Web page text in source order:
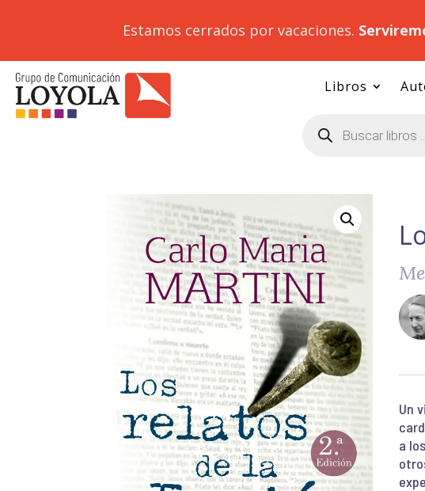
Estamos cerrados por vacaciones.
Libros
productos
Un
a